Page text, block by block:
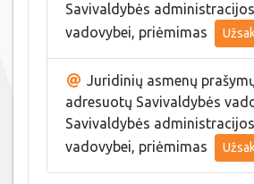
Savivaldybės administracijos
vadovybei, priėmimas
Juridinių asmenų
adresuotų Savivaldybės
Savivaldybės administracijos
vadovybei, priėmimas